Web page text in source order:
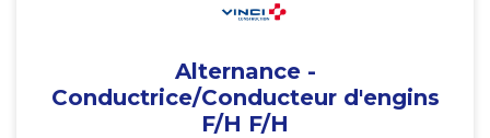
Alternance -
Conductrice/Conducteur d'engins
F/H F/H